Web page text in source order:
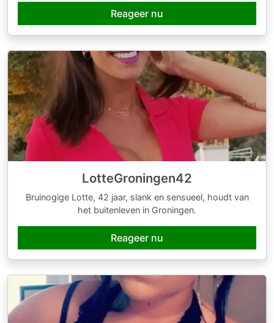
Reageer nu
LotteGroningen42
Bruinogige Lotte, 42 jaar, slank en sensueel, houdt van
het buitenleven in Groningen.
Reageer nu